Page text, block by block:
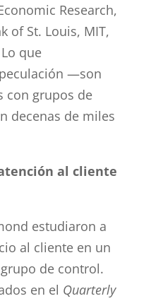
Research,
of St. Louis, MIT,
que
—son
con grupos de
decenas de miles
al cliente
estudiaron a
al cliente en un
de control.
en el Quarterly